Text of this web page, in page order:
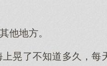
他地方。
晃了不知道多久，每